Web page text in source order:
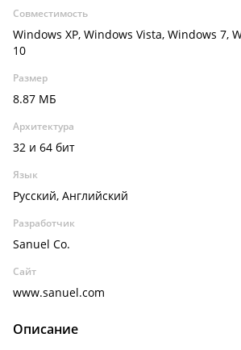
Совместимость
Windows XP, Windows Vista, Windows 7,
10
Размер
8.87 МБ
Архитектура
32 и 64 бит
Язык
Русский, Английский
Разработчик
Sanuel Co.
Сайт
www.sanuel.com
Описание